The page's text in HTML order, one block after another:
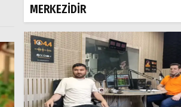
MERKEZİDİR